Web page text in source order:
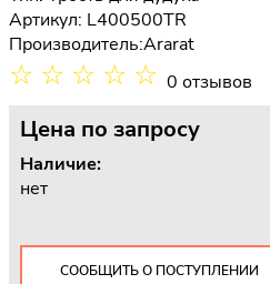
Артикул: L400500TR
Производитель:Ararat
☆ ☆ ☆ ☆ ☆ 0 отзывов
Цена по запросу
Наличие:
нет
СООБЩИТЬ О ПОСТУПЛЕНИИ